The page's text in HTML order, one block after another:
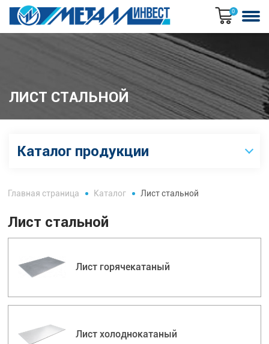
0
ЛИСТ СТАЛЬНОЙ
Каталог продукции
Главная страница Каталог Лист стальной
Лист стальной
Лист горячекатаный
Лист холоднокатаный